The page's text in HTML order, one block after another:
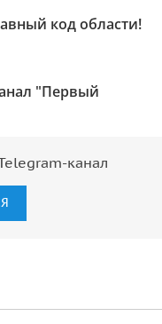
код области!
"Первый
канал